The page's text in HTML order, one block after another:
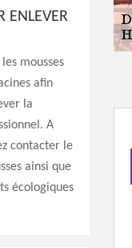
ENLEVER
mousses
afin
la
A
contacter le
ainsi que
écologiques